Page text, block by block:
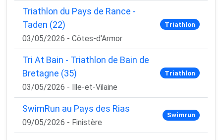
Triathlon du Pays de Rance -
Taden (22)
03/05/2026 - Côtes-d'Armor
Triathlon
Tri At Bain - Triathlon de Bain de
Bretagne (35)
03/05/2026 - Ille-et-Vilaine
Triathlon
SwimRun au Pays des Rias
09/05/2026 - Finistère
Swimrun